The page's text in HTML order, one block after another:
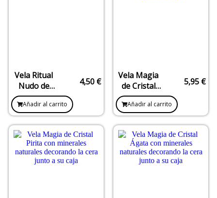
Vela Ritual
Nudo de
Bruja –
Protección y
Corte de
Brujerías
4,50 €
Añadir al carrito
Vela Magia
de Cristal
Turmalina –
Protección y
Limpieza
Energética
5,95 €
Añadir al carrito